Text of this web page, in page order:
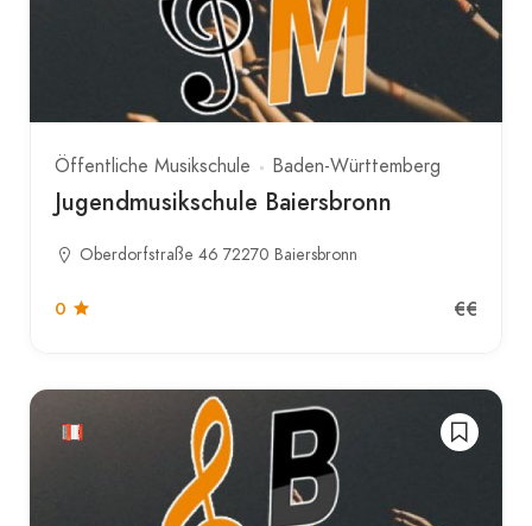
Öffentliche Musikschule Baden-Württemberg
Jugendmusikschule Baiersbronn
Oberdorfstraße 46 72270 Baiersbronn
0 €€